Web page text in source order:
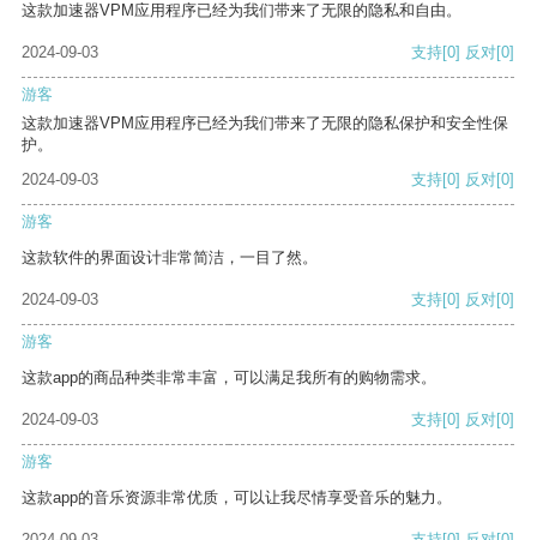
这款加速器VPM应用程序已经为我们带来了无限的隐私和自由。
2024-09-03 支持[0] 反对[0]
游客
这款加速器VPM应用程序已经为我们带来了无限的隐私保护和安全性保
护。
2024-09-03
支持[0] 反对[0]
游客
这款软件的界面设计非常简洁，一目了然。
2024-09-03 支持[0] 反对[0]
游客
这款app的商品种类非常丰富，可以满足我所有的购物需求。
2024-09-03 支持[0] 反对[0]
游客
这款app的音乐资源非常优质，可以让我尽情享受音乐的魅力。